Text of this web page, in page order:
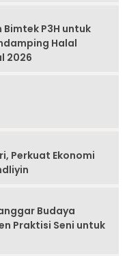
P3H untuk
Halal
2026
Perkuat Ekonomi
Budaya
Praktisi Seni untuk